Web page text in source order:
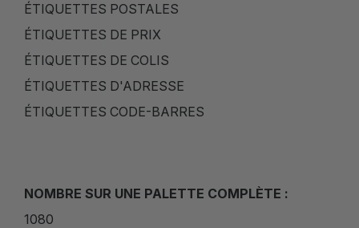
ÉTIQUETTES POSTALES
ÉTIQUETTES DE PRIX
ÉTIQUETTES DE COLIS
ÉTIQUETTES D'ADRESSE
ÉTIQUETTES CODE-BARRES
NOMBRE SUR UNE PALETTE COMPLÈTE :
1080